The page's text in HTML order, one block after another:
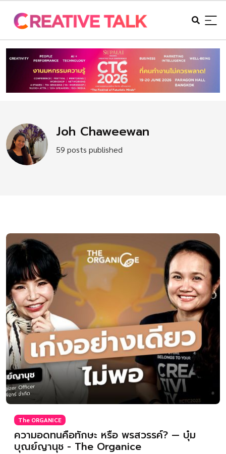
Joh Chaweewan
59 posts published
The ORGANICE
ความอดทนคือทักษะ หรือ พรสวรรค์? — บุ๋ม
บุณย์ญานุช - The Organice